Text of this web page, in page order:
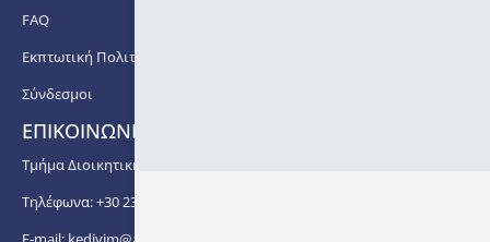
FAQ
Εκπτωτική Πολιτική
Σύνδεσμοι
ΕΠΙΚΟΙΝΩΝΙΑ
Τμήμα Διοικητικής Υποστήριξης ΚΕΔΙΒΙΜ ΑΠΘ
Τηλέφωνα: +30 2310 99 67 -76, -88, -82, -83, -81